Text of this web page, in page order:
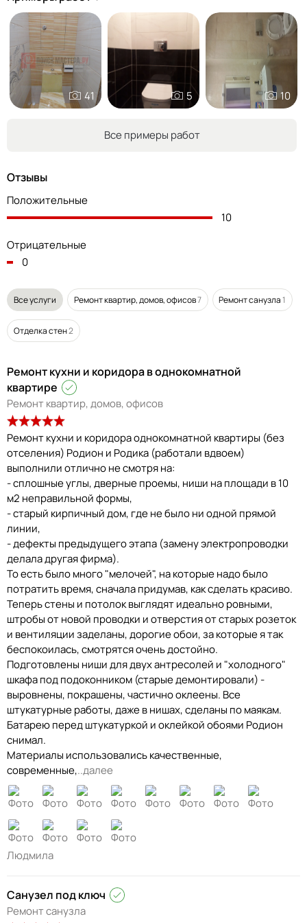
41 5 10
Все примеры работ
Отзывы
Положительные
10
Отрицательные
0
Все услуги Ремонт квартир, домов, офисов7 Ремонт санузла1
Отделка стен2
Ремонт кухни и коридора в однокомнатной
квартире
Ремонт квартир, домов, офисов
Ремонт кухни и коридора однокомнатной квартиры (без
отселения) Родион и Родика (работали вдвоем)
выполнили отлично не смотря на:
- сплошные углы, дверные проемы, ниши на площади в 10
м2 неправильной формы,
- старый кирпичный дом, где не было ни одной прямой
линии,
- дефекты предыдущего этапа (замену электропроводки
делала другая фирма).
То есть было много "мелочей", на которые надо было
потратить время, сначала придумав, как сделать красиво.
Теперь стены и потолок выглядят идеально ровными,
штробы от новой проводки и отверстия от старых розеток
и вентиляции заделаны, дорогие обои, за которые я так
беспокоилась, смотрятся очень достойно.
Подготовлены ниши для двух антресолей и "холодного"
шкафа под подоконником (старые демонтировали) -
выровнены, покрашены, частично оклеены. Все
штукатурные работы, даже в нишах, сделаны по маякам.
Батарею перед штукатуркой и оклейкой обоями Родион
снимал.
Материалы использовались качественные,
современные,..далее
Людмила
Санузел под ключ
Ремонт санузла